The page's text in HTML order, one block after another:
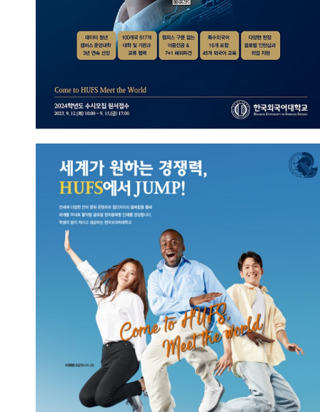
HUFS에서 JUMP!
2023.09.13
총관리자